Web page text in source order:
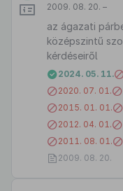
2009. 08. 20. –
az ágazati
középszintű
kérdéseiről
2024. 05. 11.
2020. 07. 01.
2015. 01. 01.
2012. 04. 01.
2011. 08. 01.
2009. 08. 20.